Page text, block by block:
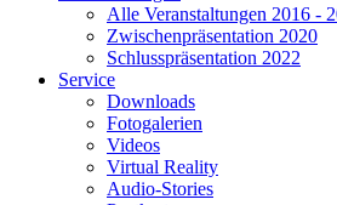
Alle Veranstaltungen 2016 -
Zwischenpräsentation 2020
Schlusspräsentation 2022
Service
Downloads
Fotogalerien
Videos
Virtual Reality
Audio-Stories